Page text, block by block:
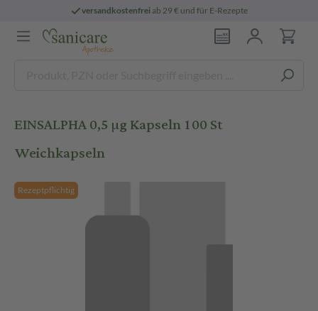
versandkostenfreiab 29 € und für E-Rezepte
EINSALPHA 0,5 µg Kapseln 100 St
Weichkapseln
Rezeptpflichtig